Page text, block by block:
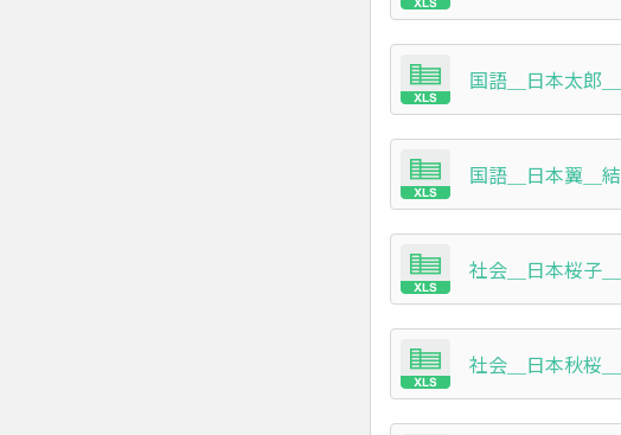
国語＿日本太郎
国語＿日本翼＿
社会＿日本桜子
社会＿日本秋桜